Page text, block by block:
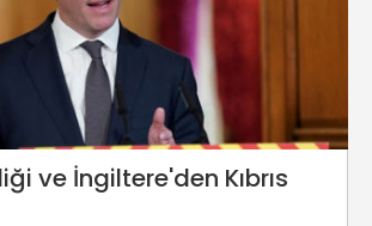
ve İngiltere'den Kıbrıs